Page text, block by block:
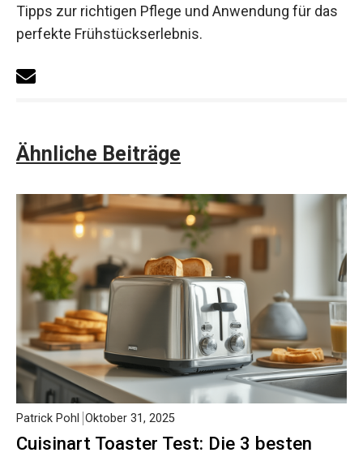
Tipps zur richtigen Pflege und Anwendung für das
perfekte Frühstückserlebnis.
Ähnliche Beiträge
Cuisinart Toaster Test: Die 3 besten
Patrick Pohl Oktober 31, 2025